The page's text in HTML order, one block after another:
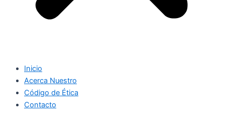
Inicio
Acerca Nuestro
Código de Ética
Contacto